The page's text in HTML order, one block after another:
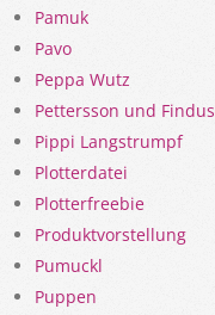
Pamuk
Pavo
Peppa Wutz
Pettersson und Findus
Pippi Langstrumpf
Plotterdatei
Plotterfreebie
Produktvorstellung
Pumuckl
Puppen